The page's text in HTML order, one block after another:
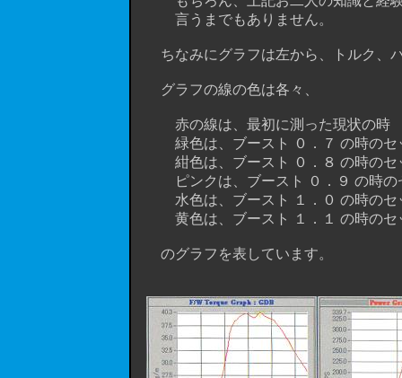
言うまでもありません。
ちなみにグラフは左から、トルク、
グラフの線の色は各々、
赤の線は、最初に測った現状の時
緑色は、ブースト ０．７ の時のセ
紺色は、ブースト ０．８ の時のセ
ピンクは、ブースト ０．９ の時の
水色は、ブースト １．０ の時のセ
黄色は、ブースト １．１ の時のセ
のグラフを表しています。